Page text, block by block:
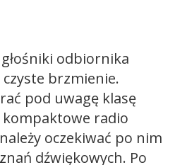
odbiornika
brzmienie.
pod uwagę klasę
radio
oczekiwać po nim
dźwiękowych. Po